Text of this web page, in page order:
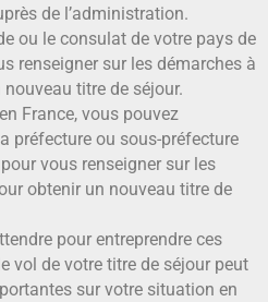
de l’administration.
ou le consulat de votre pays de
renseigner sur les démarches à
titre de séjour.
France, vous pouvez
préfecture ou sous-préfecture
vous renseigner sur les
obtenir un nouveau titre de
pour entreprendre ces
vol de votre titre de séjour peut
sur votre situation en